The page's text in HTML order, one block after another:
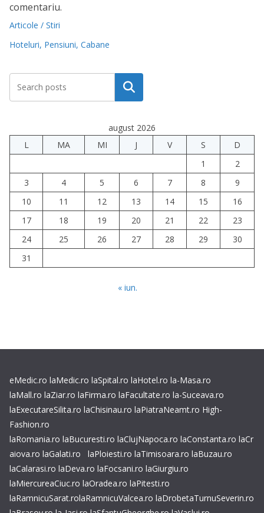
comentariu.
Articole / Stiri
Hoteluri, Pensiuni, Cabane
Caută
august 2026
L
MA MI J V S
D
1
2
3
4 5 6 7 8
9
10
11 12 13 14 15
16
17
18 19 20 21 22
23
24
25 26 27 28 29
30
31
« iun.
eMedic.ro laMedic.ro laSpital.ro laHotel.ro la-Masa.ro
laMall.ro laZiar.ro laFirma.ro laFacultate.ro la-Suceava.ro
laExecutareSilita.ro laChisinau.ro laPiatraNeamt.ro High-
Fashion.ro
laRomania.ro laBucuresti.ro laClujNapoca.ro laConstanta.ro laCr
aiova.ro laGalati.ro laPloiesti.ro laTimisoara.ro laBuzau.ro
laCalarasi.ro laDeva.ro laFocsani.ro laGiurgiu.ro
laMiercureaCiuc.ro laOradea.ro laPitesti.ro
laRamnicuSarat.rolaRamnicuValcea.ro laDrobetaTurnuSeverin.ro